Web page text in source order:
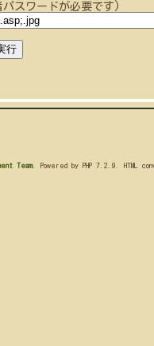
スワードが必要です)
Team. Powered by PHP 7.2.9. HTML